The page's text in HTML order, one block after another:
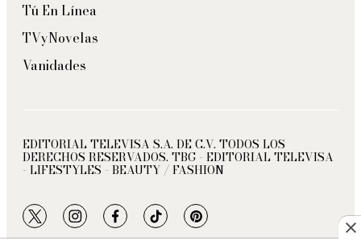
Tú En Línea
TVyNovelas
Vanidades
EDITORIAL TELEVISA S.A. DE C.V. TODOS LOS
DERECHOS RESERVADOS. TBG - EDITORIAL TELEVISA
- LIFESTYLES - BEAUTY / FASHION
twitterinstagramfacebooktiktokpinterest